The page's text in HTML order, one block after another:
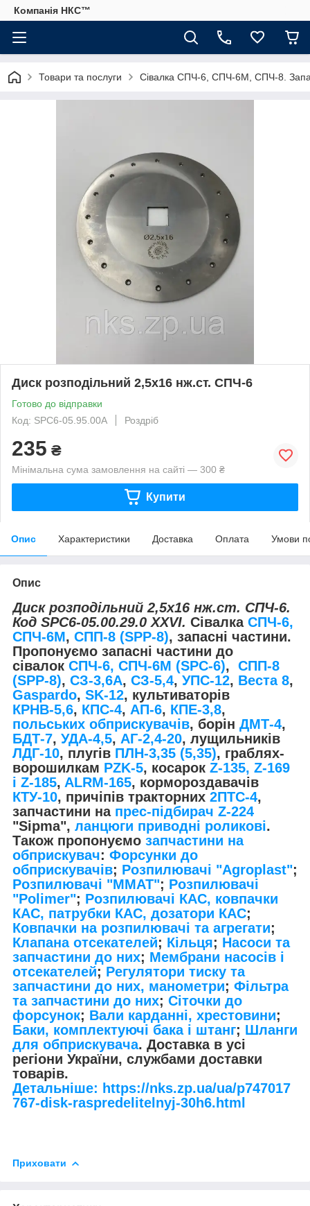
Компанія НКС™
Товари та послуги Сівалка СПЧ-6, СПЧ-6М, СПЧ-8.
Диск розподільний 2,5х16 нж.ст. СПЧ-6
Готово до відправки
Код: SPC6-05.95.00А
Роздріб
235 ₴
Мінімальна сума замовлення на сайті — 300 ₴
Купити
Опис Характеристики Доставка Оплата Умови
Опис
Диск розподільний 2,5х16 нж.ст. СПЧ-6.
Код SPC6-05.00.29.0 ХХVI. Сівалка СПЧ-6,
СПЧ-6М, СПП-8 (SPP-8), запасні частини.
Пропонуємо запасні частини до
сівалок СПЧ-6, СПЧ-6М (SPС-6), СПП-8
(SPP-8), СЗ-3,6А, СЗ-5,4, УПС-12, Веста 8,
Gaspardo, SK-12, культиваторів
КРНВ-5,6, КПС-4, АП-6, КПЕ-3,8,
польських обприскувачів, борін ДМТ-4,
БДТ-7, УДА-4,5, АГ-2,4-20, лущильників
ЛДГ-10, плугів ПЛН-3,35 (5,35), граблях-
ворошилкам PZK-5, косарок Z-135, Z-169
і Z-185, ALRM-165, кормороздавачів
КТУ-10, причіпів тракторних 2ПТС-4,
запчастини на прес-підбирач Z-224
"Sipma", ланцюги приводні роликові.
Також пропонуємо запчастини на
обприскувач: Форсунки до
обприскувачів; Розпилювачі "Agroplast";
Розпилювачі "MMAT"; Розпилювачі
"Polimer"; Розпилювачі КАС, ковпачки
КАС, патрубки КАС, дозатори КАС;
Ковпачки на розпилювачі та агрегати;
Клапана отсекателей; Кільця; Насоси та
запчастини до них; Мембрани насосів і
отсекателей; Регулятори тиску та
запчастини до них, манометри; Фільтра
та запчастини до них; Сіточки до
форсунок; Вали карданні, хрестовини;
Баки, комплектуючі бака і штанг; Шланги
для обприскувача. Доставка в усі
регіони України, службами доставки
товарів.
Детальніше: https://nks.zp.ua/ua/p747017
767-disk-raspredelitelnyj-30h6.html
Приховати